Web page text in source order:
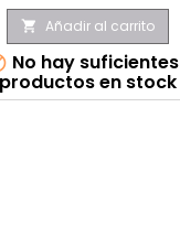
 Añadir al carrito
No hay suficientes
productos en stock